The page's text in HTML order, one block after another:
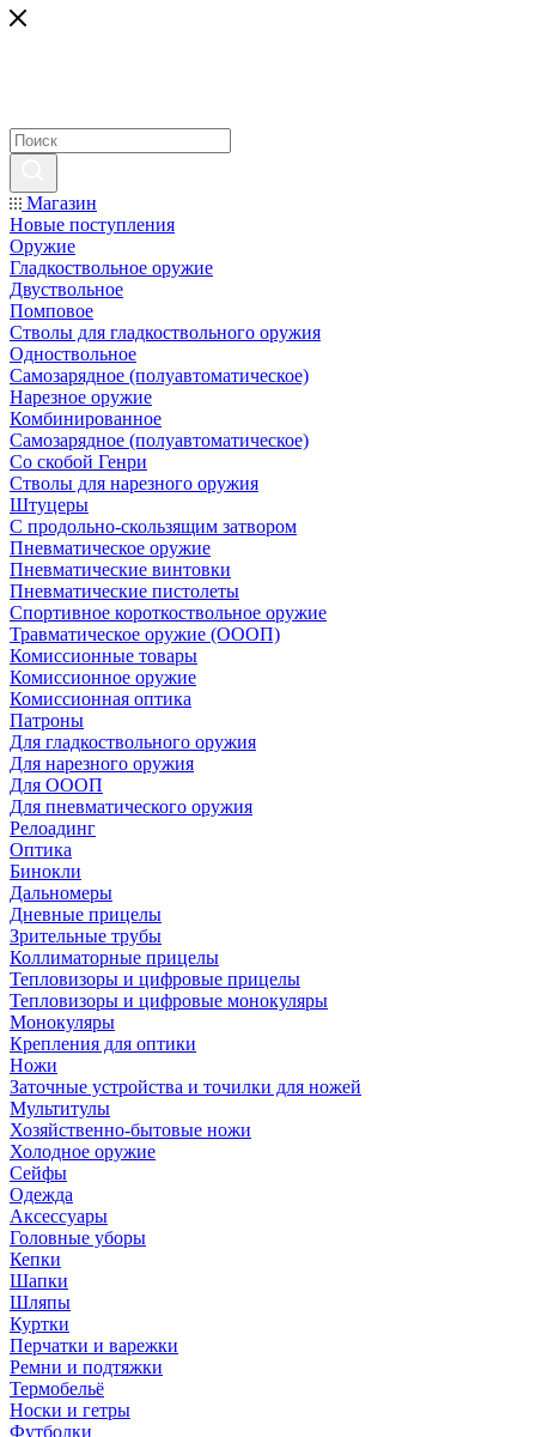
Магазин
Новые поступления
Оружие
Гладкоствольное оружие
Двуствольное
Помповое
Стволы для гладкоствольного оружия
Одноствольное
Самозарядное (полуавтоматическое)
Нарезное оружие
Комбинированное
Самозарядное (полуавтоматическое)
Со скобой Генри
Стволы для нарезного оружия
Штуцеры
С продольно-скользящим затвором
Пневматическое оружие
Пневматические винтовки
Пневматические пистолеты
Спортивное короткоствольное оружие
Травматическое оружие (ОООП)
Комиссионные товары
Комиссионное оружие
Комиссионная оптика
Патроны
Для гладкоствольного оружия
Для нарезного оружия
Для ОООП
Для пневматического оружия
Релоадинг
Оптика
Бинокли
Дальномеры
Дневные прицелы
Зрительные трубы
Коллиматорные прицелы
Тепловизоры и цифровые прицелы
Тепловизоры и цифровые монокуляры
Монокуляры
Крепления для оптики
Ножи
Заточные устройства и точилки для ножей
Мультитулы
Хозяйственно-бытовые ножи
Холодное оружие
Сейфы
Одежда
Аксессуары
Головные уборы
Кепки
Шапки
Шляпы
Куртки
Перчатки и варежки
Ремни и подтяжки
Термобельё
Носки и гетры
Футболки